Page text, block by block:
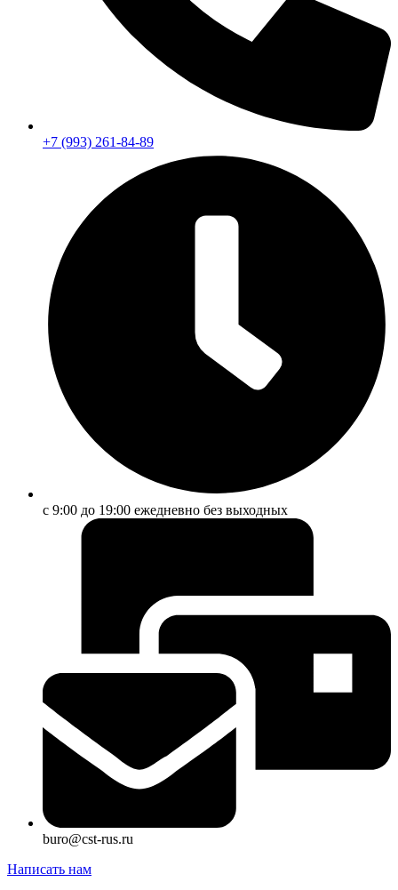
+7 (993) 261-84-89
с 9:00 до 19:00 ежедневно без выходных
buro@cst-rus.ru
Написать нам